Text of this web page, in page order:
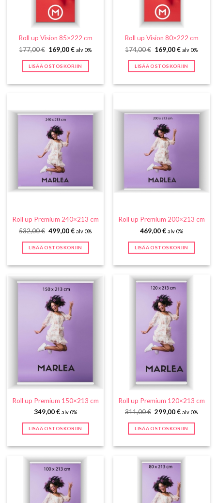
Roll up Vision 85×222 cm
177,00€ Alkuperäinen
hinta
oli:
177,00 €.
169,00€Nykyinen
on:
169,00 €.
alv 0%
LISÄÄ OSTOSKORIIN
Roll up Vision 80×222 cm
174,00€ Alkuperäinen
hinta
oli:
174,00 €.
169,00€Nykyinen
on:
169,00 €.
alv 0%
LISÄÄ OSTOSKORIIN
Roll up Premium 240×213 cm
532,00€ Alkuperäinen
hinta
oli:
532,00 €.
499,00€Nykyinen
on:
499,00 €.
alv 0%
LISÄÄ OSTOSKORIIN
Roll up Premium 200×213 cm
469,00€ alv 0%
LISÄÄ OSTOSKORIIN
Roll up Premium 150×213 cm
349,00€ alv 0%
LISÄÄ OSTOSKORIIN
Roll up Premium 120×213 cm
311,00€ Alkuperäinen
hinta
oli:
311,00 €.
299,00€Nykyinen
on:
299,00 €.
alv 0%
LISÄÄ OSTOSKORIIN